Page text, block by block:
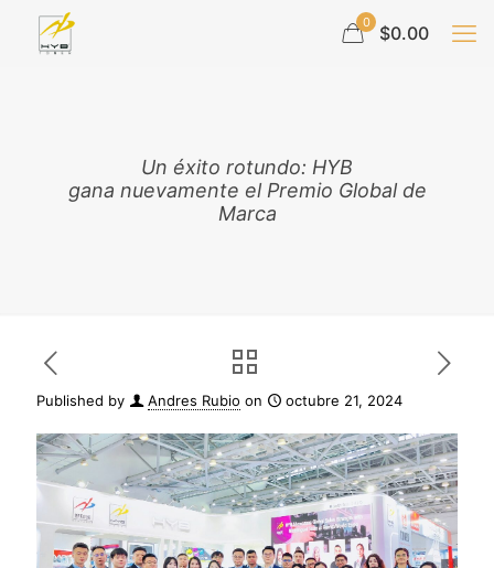
0 $0.00
Un éxito rotundo: HYB
gana nuevamente el Premio Global de
Marca
Published by Andres Rubio on octubre 21, 2024